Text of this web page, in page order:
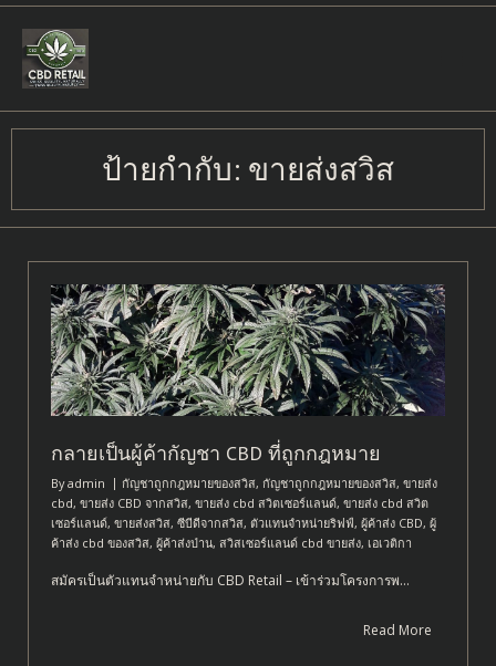
Skip
content
ป้ายกำกับ: ขายส่งสวิส
กลายเป็นผู้ค้ากัญชา CBD ที่ถูกกฎหมาย
Byadmin กัญชาถูกกฎหมายของสวิส, กัญชาถูกกฎหมายของสวิส, ขายส่ง
cbd, ขายส่ง CBD จากสวิส, ขายส่ง cbd สวิตเซอร์แลนด์, ขายส่ง cbd สวิต
เซอร์แลนด์, ขายส่งสวิส, ซีบีดีจากสวิส, ตัวแทนจำหน่ายริฟฟ์, ผู้ค้าส่ง CBD, ผู้
ค้าส่ง cbd ของสวิส, ผู้ค้าส่งป่าน, สวิสเซอร์แลนด์ cbd ขายส่ง, เอเวติกา
สมัครเป็นตัวแทนจำหน่ายกับ CBD Retail – เข้าร่วมโครงการพ…
Read More